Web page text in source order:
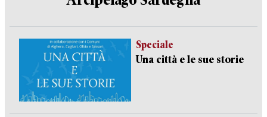
Speciale
Una città e le sue storie